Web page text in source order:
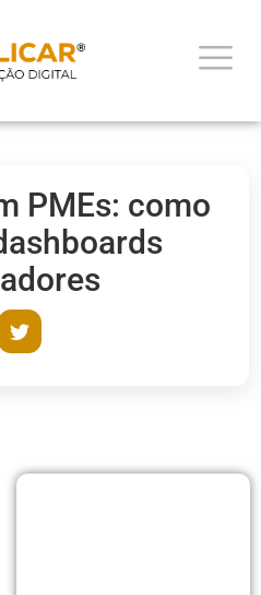
PMEs: como